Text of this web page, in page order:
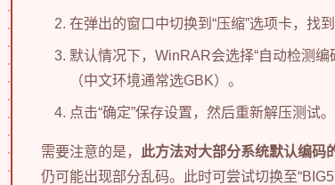
在弹出的窗口中切换到“压缩”选项卡，找到
默认情况下，WinRAR会选择“自动检测编
（中文环境通常选GBK）。
点击“确定”保存设置，然后重新解压测试。
需要注意的是， 此方法对大部分系统默认编码
仍可能出现部分乱码。此时可尝试切换至